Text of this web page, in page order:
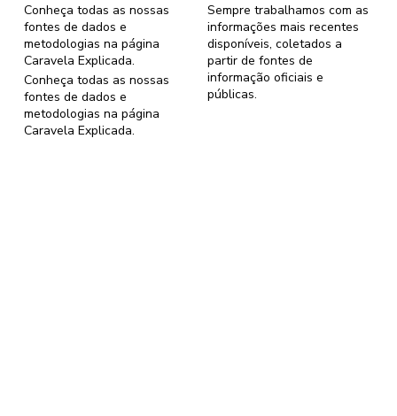
Sempre trabalhamos com as
informações mais recentes
disponíveis, coletados a
partir de fontes de
informação oficiais e
públicas.
Conheça todas as nossas
fontes de dados e
metodologias na página
Caravela Explicada.
Conheça todas as nossas
fontes de dados e
metodologias na página
Caravela Explicada.